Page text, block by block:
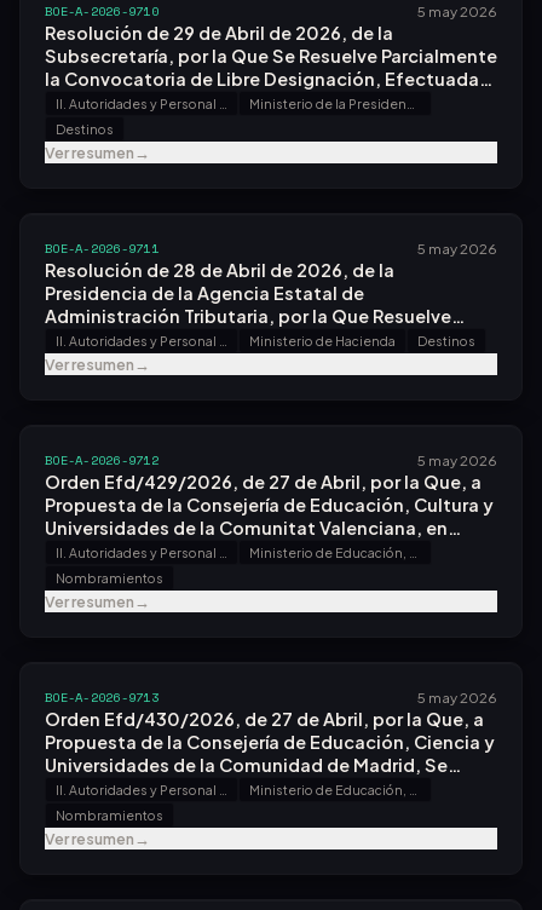
BOE-A-2026-9710 5 may 2026
Resolución de 29 de Abril de 2026, de la
Subsecretaría, por la Que Se Resuelve Parcialmente
la Convocatoria de Libre Designación, Efectuada
por Resolución de 8 de Enero de 2026.
Destinos
Ver resumen→
BOE-A-2026-9711 5 may 2026
Resolución de 28 de Abril de 2026, de la
Presidencia de la Agencia Estatal de
Administración Tributaria, por la Que Resuelve
Parcialmente la Convocatoria de Libre
Designación, Efectuada por Resolución de 22 de
Ministerio de Hacienda Destinos
Ver resumen→
BOE-A-2026-9712 5 may 2026
Orden Efd/429/2026, de 27 de Abril, por la Que, a
Propuesta de la Consejería de Educación, Cultura y
Universidades de la Comunitat Valenciana, en
Ejecución de Sentencia, Se Nombra Funcionaria de
Carrera del Cuerpo de Catedráticos de Enseñanza
Secundaria a Doña Ester Violeta Giménez Gómez.
Nombramientos
Ver resumen→
BOE-A-2026-9713 5 may 2026
Orden Efd/430/2026, de 27 de Abril, por la Que, a
Propuesta de la Consejería de Educación, Ciencia y
Universidades de la Comunidad de Madrid, Se
Nombra Funcionario de Carrera del Cuerpo de
Catedráticos de Música y Artes Escénicas a Don
Mario Mora Saiz.
Nombramientos
Ver resumen→